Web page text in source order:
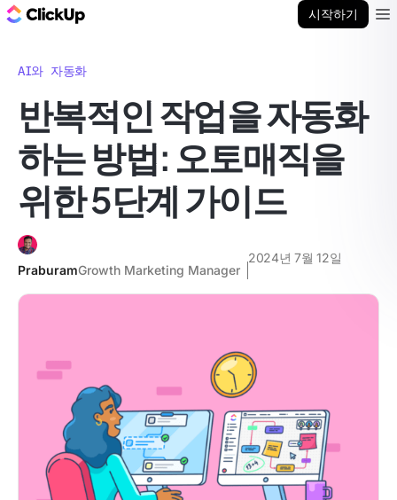
시작하기
AI와 자동화
반복적인 작업을 자동화
하는 방법: 오토매직을
위한 5단계 가이드
PraburamGrowth Marketing Manager
2024년 7월 12일